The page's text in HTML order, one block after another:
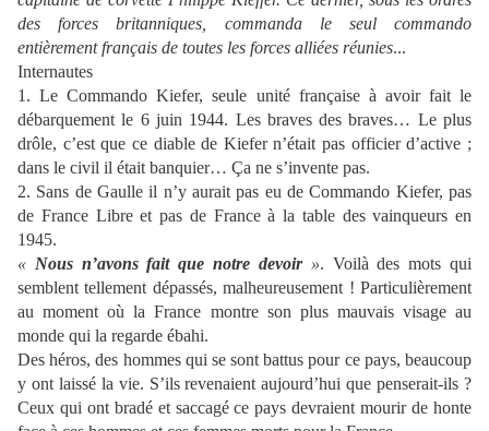
des forces britanniques, commanda le seul commando
entièrement français de toutes les forces alliées réunies...
Internautes
1. Le Commando Kiefer, seule unité française à avoir fait le
débarquement le 6 juin 1944. Les braves des braves… Le plus
drôle, c’est que ce diable de Kiefer n’était pas officier d’active ;
dans le civil il était banquier… Ça ne s’invente pas.
2. Sans de Gaulle il n’y aurait pas eu de Commando Kiefer, pas
de France Libre et pas de France à la table des vainqueurs en
1945.
« Nous n’avons fait que notre devoir». Voilà des mots qui
semblent tellement dépassés, malheureusement ! Particulièrement
au moment où la France montre son plus mauvais visage au
monde qui la regarde ébahi.
Des héros, des hommes qui se sont battus pour ce pays, beaucoup
y ont laissé la vie. S’ils revenaient aujourd’hui que penserait-ils ?
Ceux qui ont bradé et saccagé ce pays devraient mourir de honte